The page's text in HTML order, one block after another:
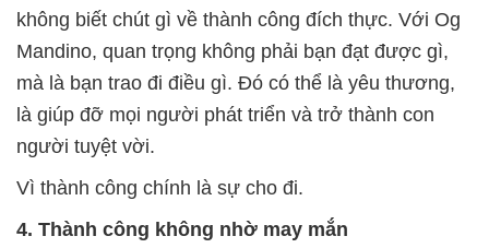
không biết chút gì về thành công đích thực. Với Og
Mandino, quan trọng không phải bạn đạt được gì,
mà là bạn trao đi điều gì. Đó có thể là yêu thương,
là giúp đỡ mọi người phát triển và trở thành con
người tuyệt vời.
Vì thành công chính là sự cho đi.
4. Thành công không nhờ may mắn